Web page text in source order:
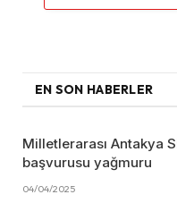
EN SON HABERLER
Milletlerarası Antakya
başvurusu yağmuru
04/04/2025